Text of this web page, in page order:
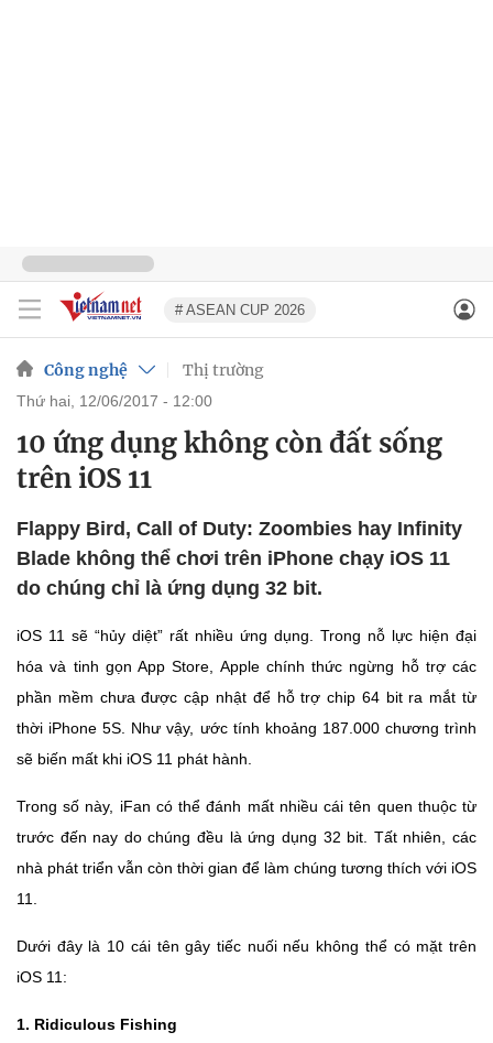
# ASEAN CUP 2026
Công nghệ Thị trường
thứ hai, 12/06/2017 - 12:00
10 ứng dụng không còn đất sống
trên iOS 11
Flappy Bird, Call of Duty: Zoombies hay Infinity
Blade không thể chơi trên iPhone chạy iOS 11
do chúng chỉ là ứng dụng 32 bit.
iOS 11 sẽ “hủy diệt” rất nhiều ứng dụng. Trong nỗ lực hiện đại
hóa và tinh gọn App Store, Apple chính thức ngừng hỗ trợ các
phần mềm chưa được cập nhật để hỗ trợ chip 64 bit ra mắt từ
thời iPhone 5S. Như vậy, ước tính khoảng 187.000 chương trình
sẽ biến mất khi iOS 11 phát hành.
Trong số này, iFan có thể đánh mất nhiều cái tên quen thuộc từ
trước đến nay do chúng đều là ứng dụng 32 bit. Tất nhiên, các
nhà phát triển vẫn còn thời gian để làm chúng tương thích với iOS
11.
Dưới đây là 10 cái tên gây tiếc nuối nếu không thể có mặt trên
iOS 11:
1. Ridiculous Fishing